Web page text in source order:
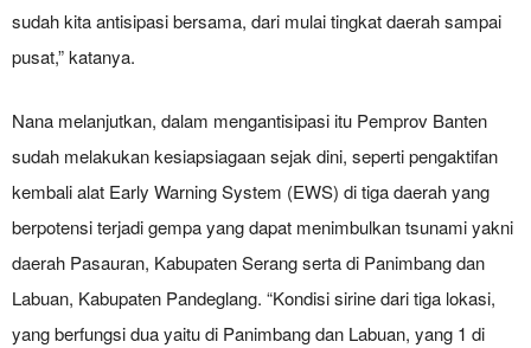
sudah kita antisipasi bersama, dari mulai tingkat daerah sampai
pusat,” katanya.
Nana melanjutkan, dalam mengantisipasi itu Pemprov Banten
sudah melakukan kesiapsiagaan sejak dini, seperti pengaktifan
kembali alat Early Warning System (EWS) di tiga daerah yang
berpotensi terjadi gempa yang dapat menimbulkan tsunami yakni
daerah Pasauran, Kabupaten Serang serta di Panimbang dan
Labuan, Kabupaten Pandeglang. “Kondisi sirine dari tiga lokasi,
yang berfungsi dua yaitu di Panimbang dan Labuan, yang 1 di